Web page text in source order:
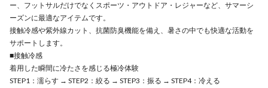
ー、フットサルだけでなくスポーツ・アウトドア・レジャーなど、サマーシ
ーズンに最適なアイテムです。
接触冷感や紫外線カット、抗菌防臭機能を備え、暑さの中でも快適な活動を
サポートします。
■接触冷感
着用した瞬間に冷たさを感じる極冷体験
STEP1：濡らす → STEP2：絞る → STEP3：振る → STEP4：冷える